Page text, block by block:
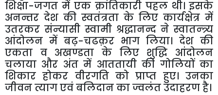
शिक्षा-जगत में एक क्रांतिकारी पहल थी। इसके
अनन्तर देश की स्वतंत्रता के लिए कार्यक्षेत्र में
उतरकर संन्यासी स्वामी श्रद्धानन्द ने स्वातन्त्र्य
आंदोलन में बढ़-चढक़र भाग लिया। देश की
एकता व अखण्डता के लिए शुद्धि
आंदोलन
चलाया और अंत में आततायी की गोलियों का
शिकार होकर वीरगति को प्राप्त हुए। उनका
जीवनत्यागएवंबलिदानकाज्वलंतउदाहरणहै।